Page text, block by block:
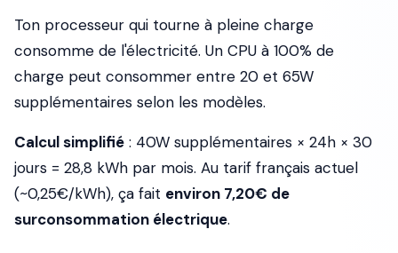
Ton processeur qui tourne à pleine charge
consomme de l'électricité. Un CPU à 100% de
charge peut consommer entre 20 et 65W
supplémentaires selon les modèles.
Calcul simplifié : 40W supplémentaires × 24h × 30
jours = 28,8 kWh par mois. Au tarif français actuel
(~0,25€/kWh), ça fait environ 7,20€ de
surconsommation électrique.